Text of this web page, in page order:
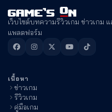
เว็บไซต์บทความรีวิวเกม ข่าวเกม
แพลตฟอร์ม
เนื้อหา
ข่าวเกม
รีวิวเกม
คู่มือเกม